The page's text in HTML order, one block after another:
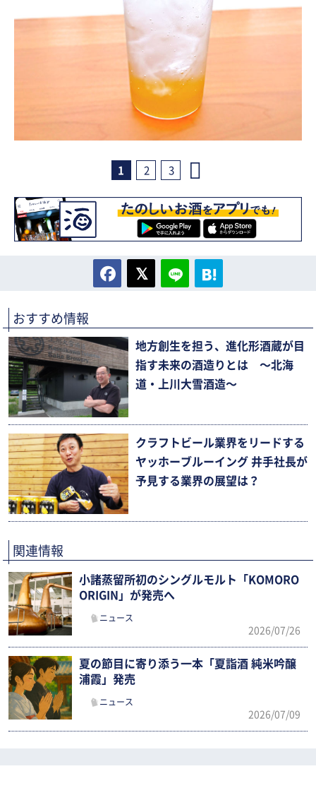
1 2 3
おすすめ情報
地方創生を担う、進化形酒蔵が目
指す未来の酒造りとは 〜北海
道・上川大雪酒造〜
クラフトビール業界をリードする
ヤッホーブルーイング 井手社長が
予見する業界の展望は？
関連情報
小諸蒸留所初のシングルモルト「KOMORO
ORIGIN」が発売へ
ニュース
2026/07/26
夏の節目に寄り添う一本「夏詣酒 純米吟醸
浦霞」発売
ニュース
2026/07/09